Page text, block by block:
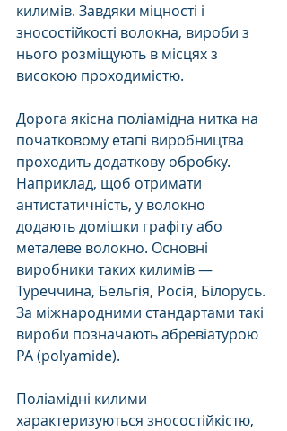
килимів. Завдяки міцності і
зносостійкості волокна, вироби з
нього розміщують в місцях з
високою проходимістю.
Дорога якісна поліамідна нитка на
початковому етапі виробництва
проходить додаткову обробку.
Наприклад, щоб отримати
антистатичність, у волокно
додають домішки графіту або
металеве волокно. Основні
виробники таких килимів —
Туреччина, Бельгія, Росія, Білорусь.
За міжнародними стандартами такі
вироби позначають абревіатурою
РА (polyamide).
Поліамідні килими
характеризуються зносостійкістю,